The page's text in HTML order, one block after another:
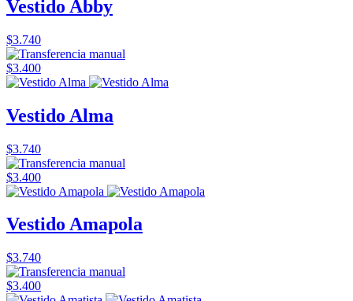
Vestido Abby
$3.740
$3.400
Vestido Alma
$3.740
$3.400
Vestido Amapola
$3.740
$3.400